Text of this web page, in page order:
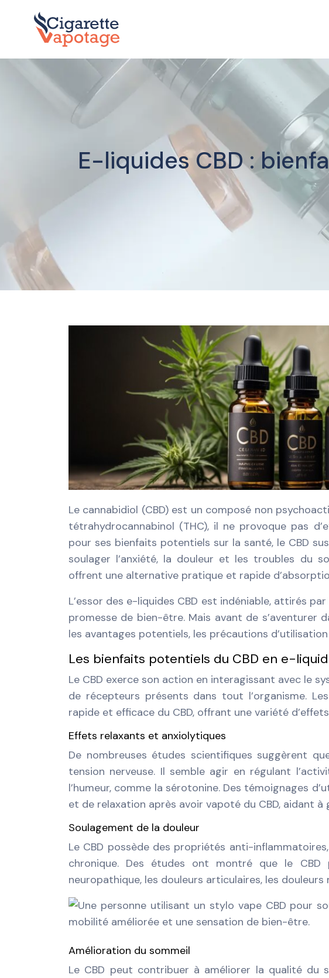
E-liquides CBD :
Le cannabidiol (CBD) est un composé non
tétrahydrocannabinol (THC), il ne provoque pas
pour ses bienfaits potentiels sur la santé, le CBD
soulager l’anxiété, la douleur et les troubles du
offrent une alternative pratique et rapide
L’essor des e-liquides CBD est indéniable, attirés
promesse de bien-être. Mais avant de s’aventurer
les avantages potentiels, les précautions
Les bienfaits potentiels du CBD en e-
Le CBD exerce son action en interagissant avec le
de récepteurs présents dans tout l’organisme.
rapide et efficace du CBD, offrant une variété
Effets relaxants et anxiolytiques
De nombreuses études scientifiques suggèrent
tension nerveuse. Il semble agir en régulant
l’humeur, comme la sérotonine. Des témoignages
et de relaxation après avoir vapoté du CBD, aidant
Soulagement de la douleur
Le CBD possède des propriétés anti-
chronique. Des études ont montré que le
neuropathique, les douleurs articulaires, les
Amélioration du sommeil
Le CBD peut contribuer à améliorer la qualité du